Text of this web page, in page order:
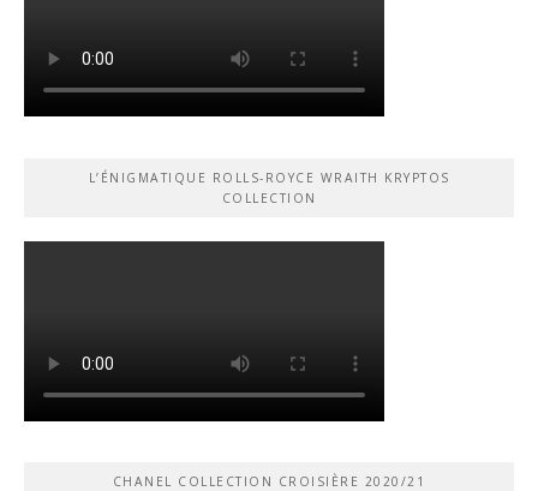
L’ÉNIGMATIQUE ROLLS-ROYCE WRAITH KRYPTOS
COLLECTION
CHANEL COLLECTION CROISIÈRE 2020/21